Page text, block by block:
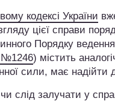
кодексі України
цієї справи
Порядку
№1246) містить
сили, має
слід залучати у